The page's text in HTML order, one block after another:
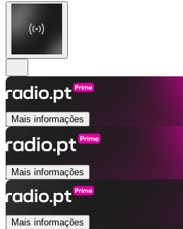
Mais informações
Mais informações
Mais informações